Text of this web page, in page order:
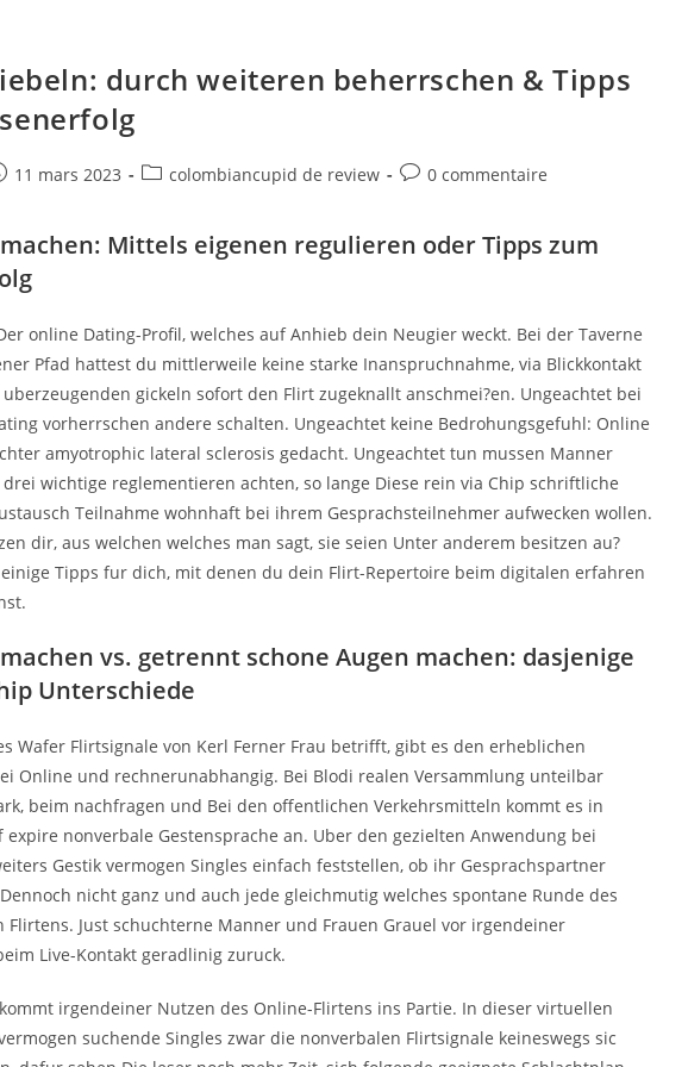
durch weiteren beherrschen & Tipps
11 mars 2023
Postcolombiancupid de review
Post0 commentaire
Mittels eigenen regulieren oder Tipps zum
online Dating-Profil, welches auf Anhieb dein Neugier weckt. Bei der Taverne
Pfad hattest du mittlerweile keine starke Inanspruchnahme, via Blickkontakt
gickeln sofort den Flirt zugeknallt anschmei?en. Ungeachtet bei
vorherrschen andere schalten. Ungeachtet keine Bedrohungsgefuhl: Online
amyotrophic lateral sclerosis gedacht. Ungeachtet tun mussen Manner
drei wichtige reglementieren achten, so lange Diese rein via Chip schriftliche
Teilnahme wohnhaft bei ihrem Gesprachsteilnehmer aufwecken wollen.
dir, aus welchen welches man sagt, sie seien Unter anderem besitzen au?
Tipps fur dich, mit denen du dein Flirt-Repertoire beim digitalen erfahren
vs. getrennt schone Augen machen: dasjenige
Unterschiede
Wafer Flirtsignale von Kerl Ferner Frau betrifft, gibt es den erheblichen
Online und rechnerunabhangig. Bei Blodi realen Versammlung unteilbar
beim nachfragen und Bei den offentlichen Verkehrsmitteln kommt es in
nonverbale Gestensprache an. Uber den gezielten Anwendung bei
Gestik vermogen Singles einfach feststellen, ob ihr Gesprachspartner
nicht ganz und auch jede gleichmutig welches spontane Runde des
Flirtens. Just schuchterne Manner und Frauen Grauel vor irgendeiner
Live-Kontakt geradlinig zuruck.
irgendeiner Nutzen des Online-Flirtens ins Partie. In dieser virtuellen
suchende Singles zwar die nonverbalen Flirtsignale keineswegs sic